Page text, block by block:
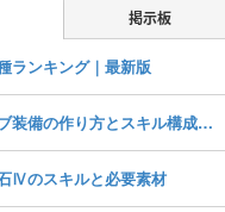
掲示板
ランキング｜最新版
カブカカブ装備の作り方とスキル構成・強みと弱みも紹介
Ⅳのスキルと必要素材